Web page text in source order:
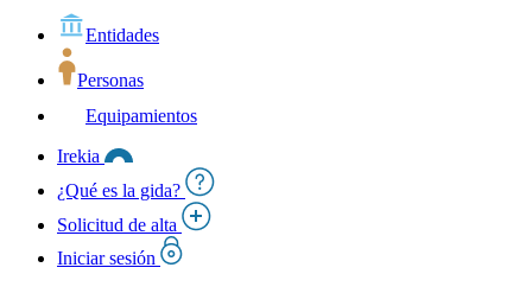
Entidades
Personas
Equipamientos
Irekia
¿Qué es la gida?
Solicitud de alta
Iniciar sesión